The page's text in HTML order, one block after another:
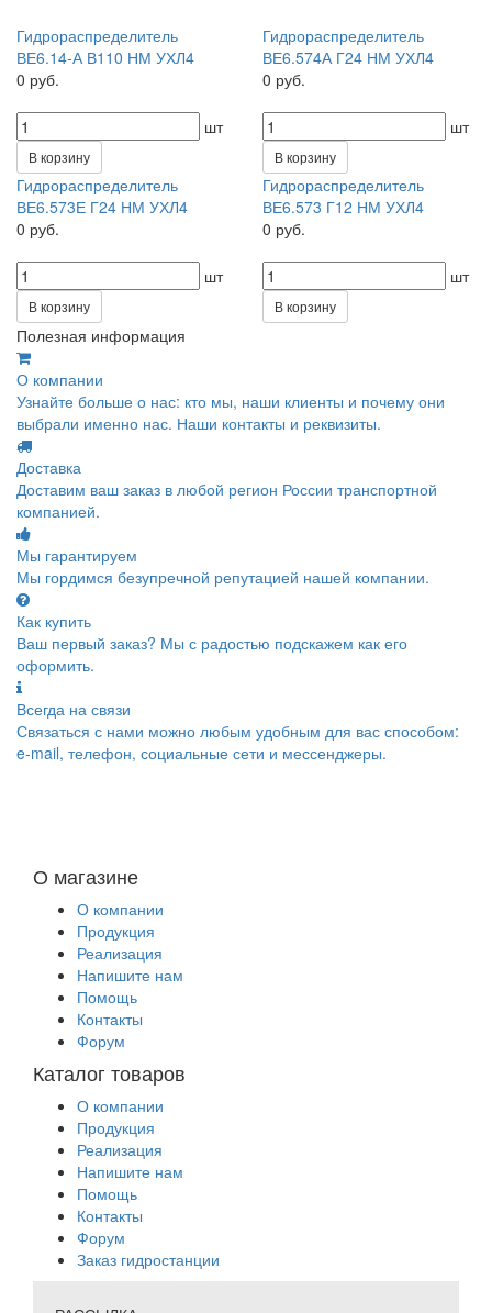
Гидрораспределитель
ВЕ6.14-А В110 НМ УХЛ4
0 руб.
шт
В корзину
Гидрораспределитель
ВЕ6.574А Г24 НМ УХЛ4
0 руб.
шт
В корзину
Гидрораспределитель
ВЕ6.573Е Г24 НМ УХЛ4
0 руб.
шт
В корзину
Гидрораспределитель
ВЕ6.573 Г12 НМ УХЛ4
0 руб.
шт
В корзину
Полезная информация
О компании
Узнайте больше о нас: кто мы, наши клиенты и почему они
выбрали именно нас. Наши контакты и реквизиты.
Доставка
Доставим ваш заказ в любой регион России транспортной
компанией.
Мы гарантируем
Мы гордимся безупречной репутацией нашей компании.
Как купить
Ваш первый заказ? Мы с радостью подскажем как его
оформить.
Всегда на связи
Связаться с нами можно любым удобным для вас способом:
e-mail, телефон, социальные сети и мессенджеры.
О магазине
О компании
Продукция
Реализация
Напишите нам
Помощь
Контакты
Форум
Каталог товаров
О компании
Продукция
Реализация
Напишите нам
Помощь
Контакты
Форум
Заказ гидростанции